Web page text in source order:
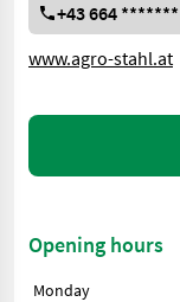
+43 664 *******
www.agro-stahl.at
Opening hours
Monday